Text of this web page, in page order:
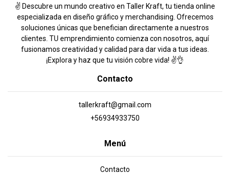
✌️ Descubre un mundo creativo en Taller Kraft, tu tienda online
especializada en diseño gráfico y merchandising. Ofrecemos
soluciones únicas que benefician directamente a nuestros
clientes. TU emprendimiento comienza con nosotros, aquí
fusionamos creatividad y calidad para dar vida a tus ideas.
¡Explora y haz que tu visión cobre vida! ✌️👌
Contacto
tallerkraft@gmail.com
+56934933750
Menú
Contacto